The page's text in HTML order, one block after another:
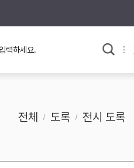
사료와 문학으로 본
고대
조선 후기
전체 도록 전시 도록